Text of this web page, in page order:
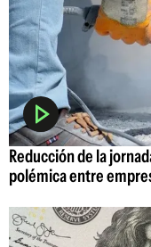
Reducción de la
polémica entre